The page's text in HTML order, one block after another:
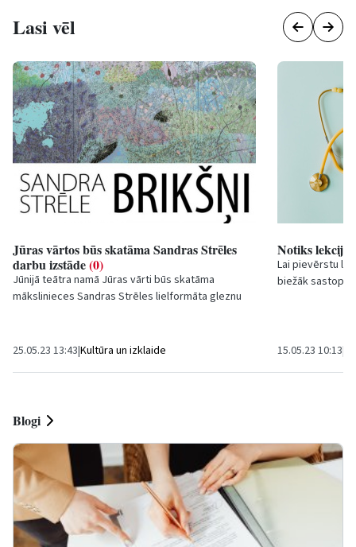
Lasi vēl
Jūras vārtos būs skatāma Sandras Strēles
darbu izstāde(0)
Jūnijā teātra namā Jūras vārti būs skatāma
mākslinieces Sandras Strēles lielformāta gleznu
25.05.23 13:43|Kultūra un izklaide
Notiks lekcija
Lai pievērstu
biežāk
15.05.23 10:13|
Blogi